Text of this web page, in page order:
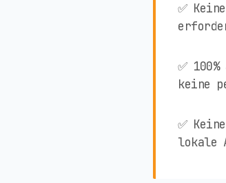
✅
✅
keine
✅
lokale